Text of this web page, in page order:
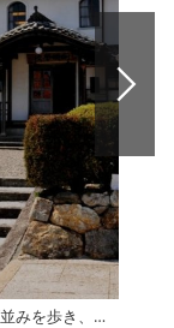
【明治浪漫旅】八幡浜＆大洲でレトロな町並みを歩き、開明のロマンに浸る1日コース